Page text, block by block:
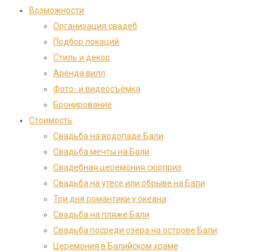
Возможности
Организация свадеб
Подбор локаций
Стиль и декор
Аренда вилл
Фото- и видеосъёмка
Бронирование
Стоимость
Свадьба на водопаде Бали
Свадьба мечты на Бали
Cвадебная церемония сюрприз
Свадьба на утесе или обрыве на Бали
Три дня романтики у океана
Свадьба на пляже Бали
Свадьба посреди озера на острове Бали
Церемония в Балийском храме